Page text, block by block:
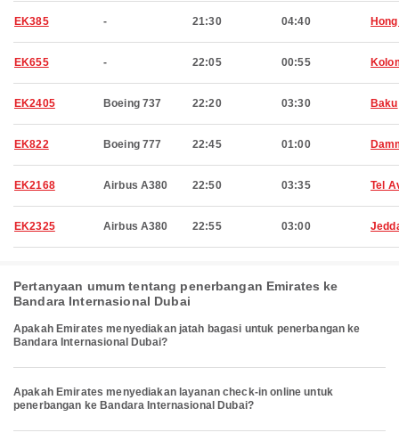
EK385 - 21:30 04:40
EK655 - 22:05 00:55
EK2405 Boeing 737 22:20 03:30 Baku
EK822 Boeing 777 22:45 01:00
EK2168 Airbus A380 22:50 03:35 Tel
EK2325 Airbus A380 22:55 03:00
Pertanyaan umum tentang penerbangan Emirates ke
Bandara Internasional Dubai
Apakah Emirates menyediakan jatah bagasi untuk penerbangan ke
Bandara Internasional Dubai?
Apakah Emirates menyediakan layanan check-in online untuk
penerbangan ke Bandara Internasional Dubai?